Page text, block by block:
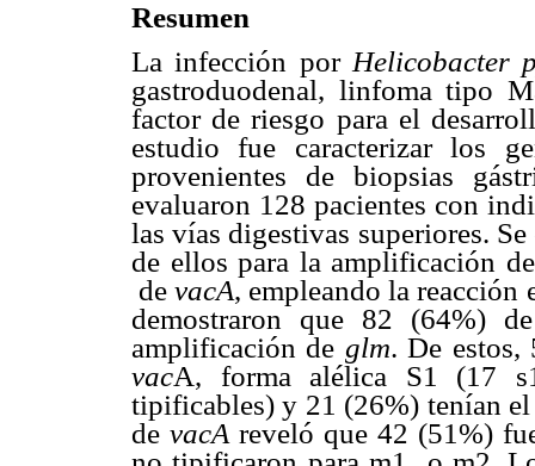
Resumen
La infección porHelicobacter
gastroduodenal, linfoma tipo
factor de riesgo para el
estudio fue caracterizar los
provenientes de biopsias
evaluaron 128 pacientes con
las vías digestivas superiores.
de ellos para la amplificación
devacA, empleando la reacción
demostraron que 82 (64%)
amplificación de glm. De estos,
vacA, forma alélica S1 (17
tipificables) y 21 (26%) tenían
de vacA reveló que 42 (51%)